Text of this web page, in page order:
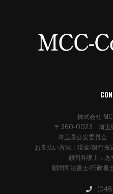
株式会社
〒360-0023 埼玉
埼玉県公安委員
お支払い方法：現金/銀行
顧問弁護士：
顧問司法書士/行政書